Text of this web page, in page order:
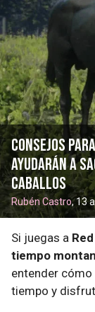
Consejos
ayudarán a
caballos
Rubén Castro, 13
Si juegas a
tiempo
entender
tiempo y